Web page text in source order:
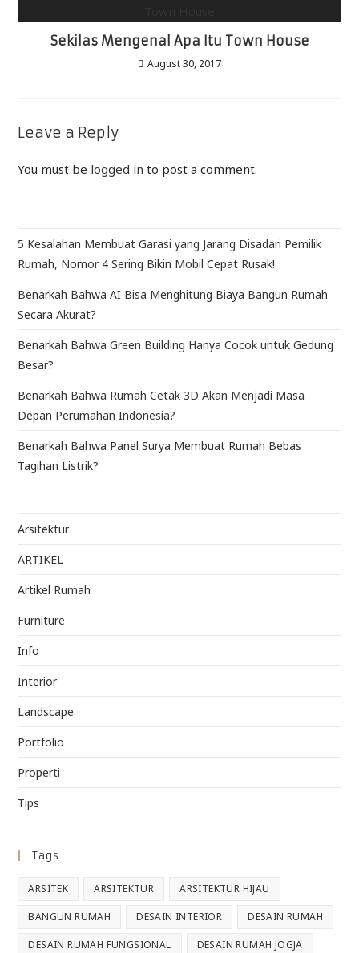
Sekilas Mengenal Apa Itu Town House
August 30, 2017
Leave a Reply
You must be logged in to post a comment.
5 Kesalahan Membuat Garasi yang Jarang Disadari Pemilik
Rumah, Nomor 4 Sering Bikin Mobil Cepat Rusak!
Benarkah Bahwa AI Bisa Menghitung Biaya Bangun Rumah
Secara Akurat?
Benarkah Bahwa Green Building Hanya Cocok untuk Gedung
Besar?
Benarkah Bahwa Rumah Cetak 3D Akan Menjadi Masa
Depan Perumahan Indonesia?
Benarkah Bahwa Panel Surya Membuat Rumah Bebas
Tagihan Listrik?
Arsitektur
ARTIKEL
Artikel Rumah
Furniture
Info
Interior
Landscape
Portfolio
Properti
Tips
Tags
ARSITEK ARSITEKTUR ARSITEKTUR HIJAU
BANGUN RUMAH DESAIN INTERIOR DESAIN RUMAH
DESAIN RUMAH FUNGSIONAL DESAIN RUMAH JOGJA